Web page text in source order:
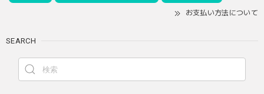
お支払い方法について
SEARCH